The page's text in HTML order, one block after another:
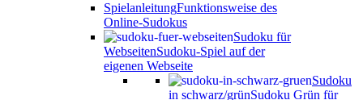
SpielanleitungFunktionsweise des
Online-Sudokus
Sudoku für
WebseitenSudoku-Spiel auf der
eigenen Webseite
Sudoku
in schwarz/grünSudoku Grün für